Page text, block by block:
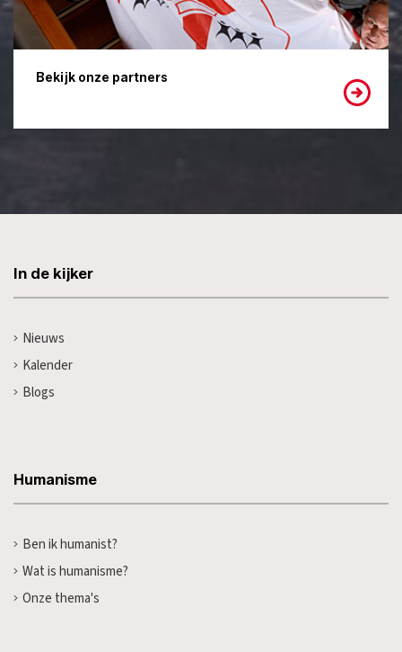
Bekijk onze partners
In de kijker
Nieuws
Kalender
Blogs
Humanisme
Ben ik humanist?
Wat is humanisme?
Onze thema's